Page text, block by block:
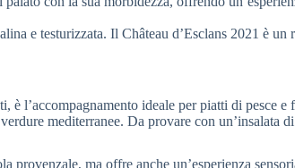
e testurizzata. Il Château d’Esclans 2021 è un
è l’accompagnamento ideale per piatti di pesce
mediterranee. Da provare con un’insalata
provenzale, ma offre anche un’esperienza